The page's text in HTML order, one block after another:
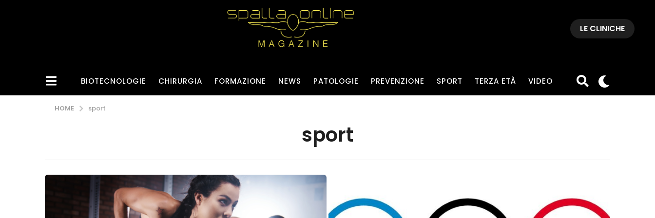
LE CLINICHE
BIOTECNOLOGIE CHIRURGIA FORMAZIONE NEWS PATOLOGIE PREVENZIONE SPORT TERZA ETÀ VIDEO
HOME sport
sport